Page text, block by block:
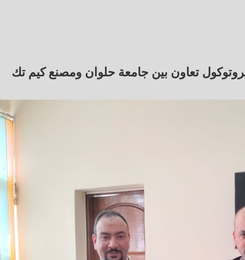
تعاون بين جامعة حلوان ومصنع كيم تك